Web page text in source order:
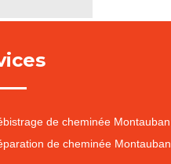
de cheminée Montauban
de cheminée Montauban